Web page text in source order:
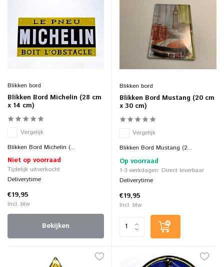
Blikken bord
Blikken Bord Michelin (28 cm
x 14 cm)
Vergelijk
Blikken Bord Michelin (...
Niet op voorraad
Tijdelijk uitverkocht
Deliverytime
€19,95
Incl. btw
Bekijken
Blikken bord
Blikken Bord Mustang (20 cm
x 30 cm)
Vergelijk
Blikken Bord Mustang (2...
Op voorraad
1-3 werkdagen: Direct leverbaar
Deliverytime
€19,95
Incl. btw